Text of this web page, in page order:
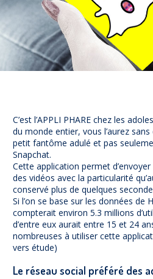
NUAJE : NUmérique et
Parents Sentinelles des écrans
Pari Risqué : Prévenir
ligne
Espace presse
C’est l’APPLI PHARE chez les
du monde entier, vous l’aurez
petit fantôme adulé et pas
Snapchat.
Cette application permet
des vidéos avec la particularité
conservé plus de quelques
Si l’on se base sur les données de
compterait environ 5.3 millions
d’entre eux aurait entre 15 et 24
nombreuses à utiliser cette
vers étude)
Le réseau social préféré des